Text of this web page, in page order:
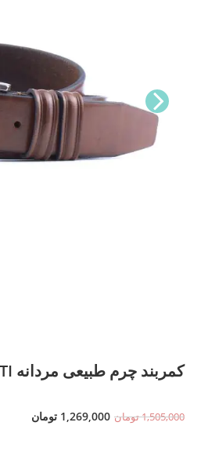
Nex
کمربند چرم طبیعی مردانه RAVIATI
1,505,000تومان 1,269,000 تومان